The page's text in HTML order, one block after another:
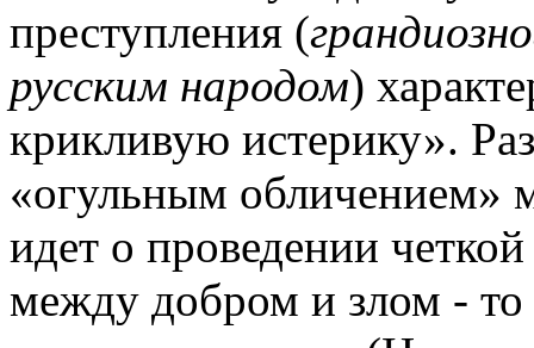
преступления (
русским народом)
крикливую истерику».
«огульным обличением»
идет о проведении
между добром и злом - то